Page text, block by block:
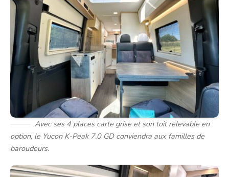
Avec ses 4 places carte grise et son toit relevable en
option, le Yucon K-Peak 7.0 GD conviendra aux familles de
baroudeurs.